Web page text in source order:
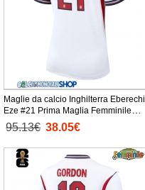
Maglie da calcio Inghilterra Eberechi
Eze #21 Prima Maglia Femminile
Mondiali 2026 Manica Corta
95.13€ 38.05€